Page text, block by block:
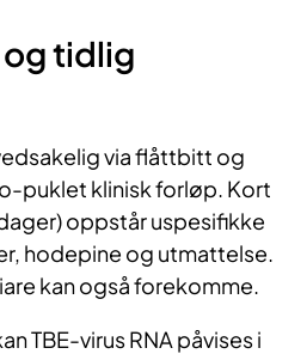
tidlig
via flåttbitt og
puklet klinisk forløp. Kort
oppstår uspesifikke
hodepine og utmattelse.
kan også forekomme.
TBE-virus RNA påvises i